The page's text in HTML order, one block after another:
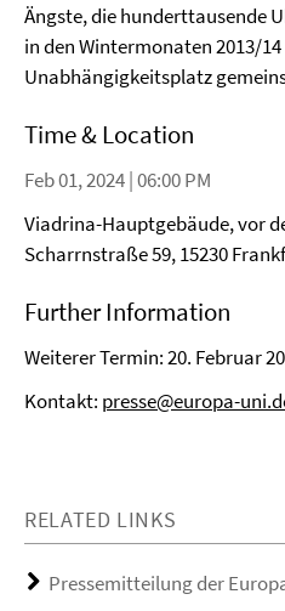
Ängste, die hunderttausende
in den Wintermonaten 2013/
Unabhängigkeitsplatz
Time & Location
Feb 01, 2024 | 06:00 PM
Viadrina-Hauptgebäude, vor
Scharrnstraße 59, 15230
Further Information
Weiterer Termin: 20. Februar
Kontakt: presse@europa-
RELATED LINKS
Pressemitteilung der